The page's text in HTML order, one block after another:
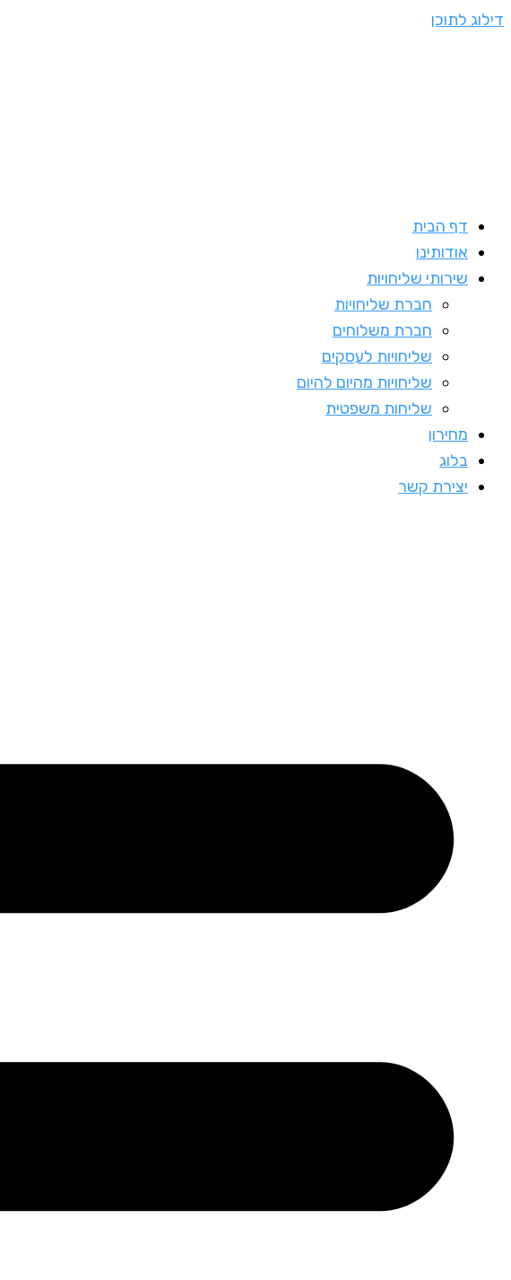
דילוג לתוכן
דף הבית
אודותינו
שירותי שליחויות
חברת שליחויות
חברת משלוחים
שליחויות לעסקים
שליחויות מהיום להיום
שליחות משפטית
מחירון
בלוג
יצירת קשר